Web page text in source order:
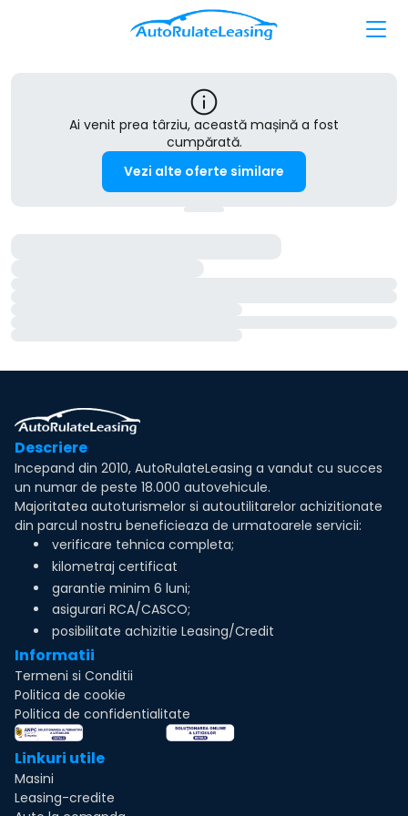
Ai venit prea târziu, această mașină a fost
cumpărată.
Vezi alte oferte similare
Descriere
Incepand din 2010, AutoRulateLeasing a vandut cu succes
un numar de peste 18.000 autovehicule.
Majoritatea autoturismelor si autoutilitarelor achizitionate
din parcul nostru beneficieaza de urmatoarele servicii:
verificare tehnica completa;
kilometraj certificat
garantie minim 6 luni;
asigurari RCA/CASCO;
posibilitate achizitie Leasing/Credit
Informatii
Termeni si Conditii
Politica de cookie
Politica de confidentialitate
Linkuri utile
Masini
Leasing-credite